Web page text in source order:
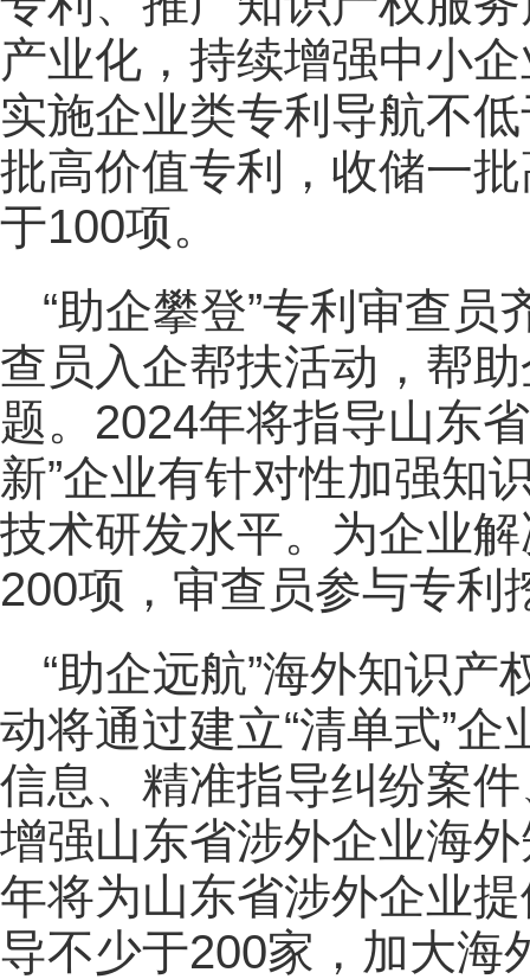
产业化，持续增强中小
实施企业类专利导航不
批高价值专利，收储一
于100项。
“助企攀登”专利审查
查员入企帮扶活动，帮
题。2024年将指导山东
新”企业有针对性加强知
技术研发水平。为企业
200项，审查员参与专利
“助企远航”海外知识
动将通过建立“清单式”
信息、精准指导纠纷案
增强山东省涉外企业海
年将为山东省涉外企业
导不少于200家，加大海